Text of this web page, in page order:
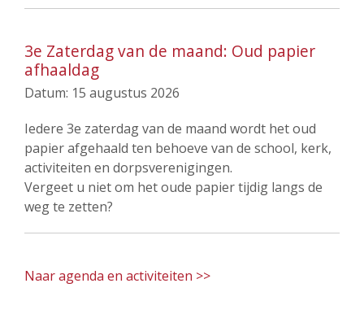
3e Zaterdag van de maand: Oud papier
afhaaldag
Datum: 15 augustus 2026
Iedere 3e zaterdag van de maand wordt het oud
papier afgehaald ten behoeve van de school, kerk,
activiteiten en dorpsverenigingen.
Vergeet u niet om het oude papier tijdig langs de
weg te zetten?
Naar agenda en activiteiten >>